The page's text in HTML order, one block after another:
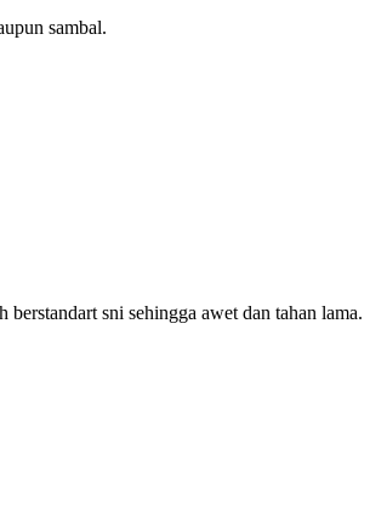
sambal.
sni sehingga awet dan tahan lama.